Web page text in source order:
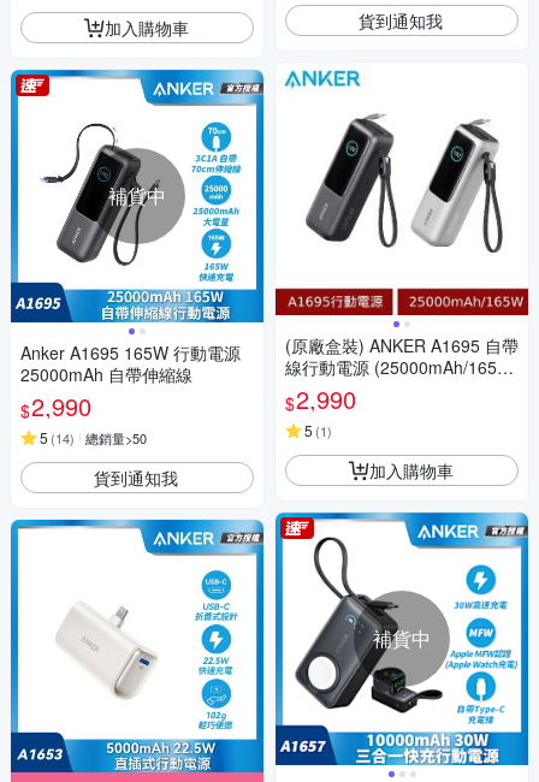
加入購物車
補貨中
Anker A1695 165W 行動電源
25000mAh 自帶伸縮線
$2,990
5 (14) 總銷量>50
貨到通知我
貨到通知我
(原廠盒裝) ANKER A1695 自帶
線行動電源 (25000mAh/165W/
TYPE C)
$2,990
5 (1)
加入購物車
補貨中